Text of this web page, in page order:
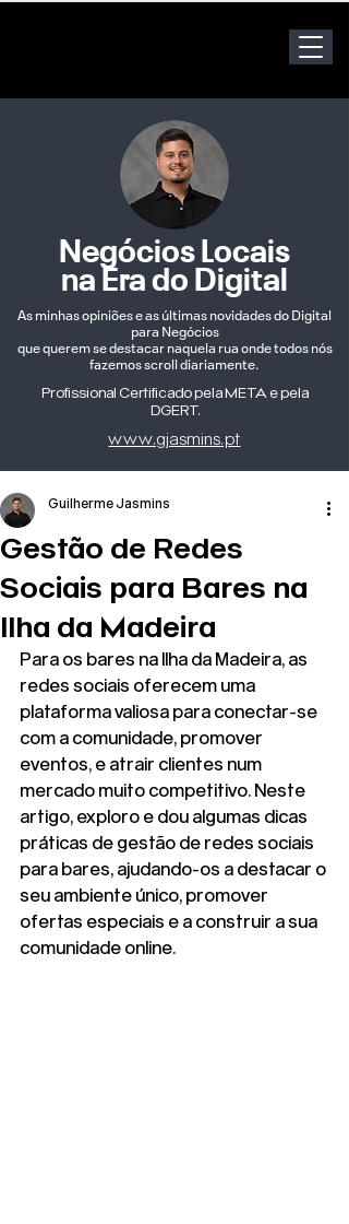
Negócios Locais
na Era do Digital
As minhas opiniões e as últimas novidades do Digital
para Negócios
que querem se destacar naquela rua onde todos nós
fazemos scroll diariamente.
Profissional Certificado pela META e pela
DGERT.
www.gjasmins.pt
Gestão de Redes
Sociais para Bares na
Ilha da Madeira
Guilherme Jasmins
Para os bares na Ilha da Madeira, as
redes sociais oferecem uma
plataforma valiosa para conectar-se
com a comunidade, promover
eventos, e atrair clientes num
mercado muito competitivo. Neste
artigo, exploro e dou algumas dicas
práticas de gestão de redes sociais
para bares, ajudando-os a destacar o
seu ambiente único, promover
ofertas especiais e a construir a sua
comunidade online.